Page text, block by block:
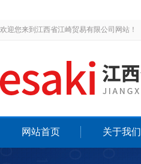
欢迎您来到江西省江崎贸易有限公司网站！
网站首页 关于我们